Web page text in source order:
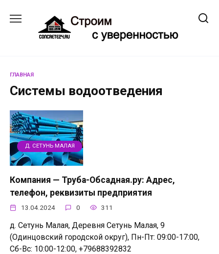
содержанию
ГЛАВНАЯ
Системы водоотведения
Д. СЕТУНЬ МАЛАЯ
Компания — Труба-Обсадная.ру: Адрес,
телефон, реквизиты предприятия
13.04.2024 0 311
д. Сетунь Малая, Деревня Сетунь Малая, 9
(Одинцовский городской округ), Пн-Пт: 09:00-17:00,
Сб-Вс: 10:00-12:00, +79688392832